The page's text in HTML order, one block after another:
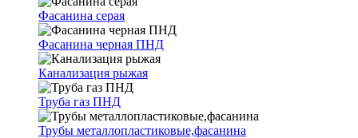
Фасанина серая
Фасанина черная ПНД
Канализация рыжая
Труба газ ПНД
Трубы металлопластиковые,фасанина